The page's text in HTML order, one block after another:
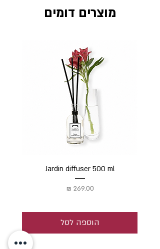
מוצרים דומים
Jardin diffuser 500 ml
מחיר
הוספה לסל